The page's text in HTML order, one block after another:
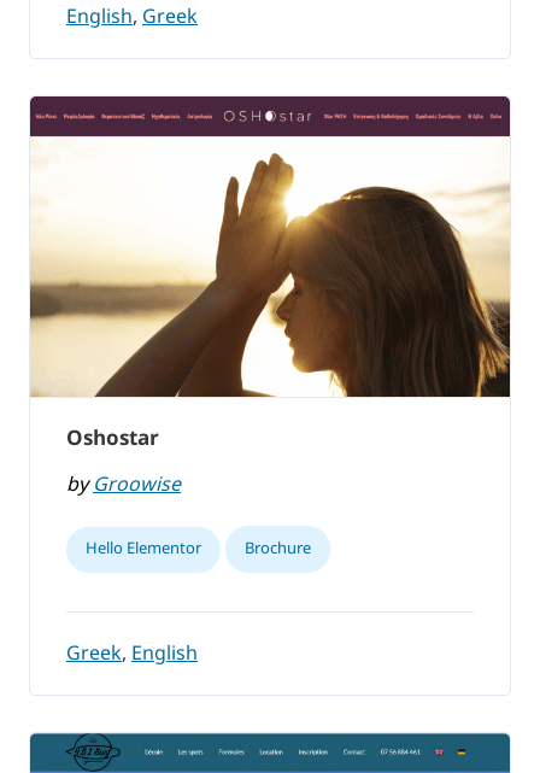
English, Greek
Oshostar
byGroowise
Hello Elementor Brochure
Greek, English